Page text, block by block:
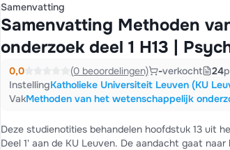
Samenvatting
Samenvatting Methoden
onderzoek deel 1 H13 |
0,0 (0 beoordelingen) -verkocht 24
InstellingKatholieke Universiteit Leuven (KU
VakMethoden van het wetenschappelijk
Deze studienotities behandelen hoofdstuk 13 uit
Deel 1' aan de KU Leuven. De aandacht gaat